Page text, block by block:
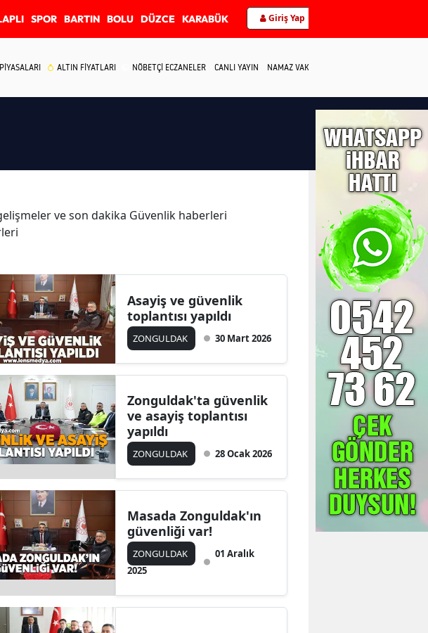
SPOR BARTIN BOLU DÜZCE KARABÜK Giriş Yap
ALTIN FİYATLARI NÖBETÇİ ECZANELER CANLI YAYIN NAMAZ VAKİTLERİ
ve son dakika Güvenlik haberleri
Asayiş ve güvenlik
toplantısı yapıldı
ZONGULDAK 30 Mart 2026
Zonguldak'ta güvenlik
ve asayiş toplantısı
yapıldı
ZONGULDAK 28 Ocak 2026
Masada Zonguldak'ın
güvenliği var!
ZONGULDAK
01 Aralık
2025